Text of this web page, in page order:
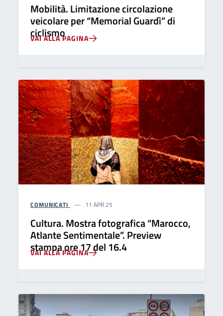
Mobilità. Limitazione circolazione
veicolare per “Memorial Guardì” di
ciclismo
VAI ALLA PAGINA
COMUNICATI 11 APR 25
Cultura. Mostra fotografica “Marocco,
Atlante Sentimentale”. Preview
stampa ore 17 del 16.4
VAI ALLA PAGINA